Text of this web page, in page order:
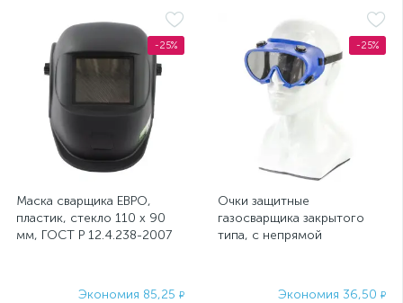
-25%
Маска сварщика ЕВРО,
пластик, стекло 110 х 90
мм, ГОСТ Р 12.4.238-2007
Экономия 85,25 ₽
-25%
Очки защитные
газосварщика закрытого
типа, с непрямой
Экономия 36,50 ₽